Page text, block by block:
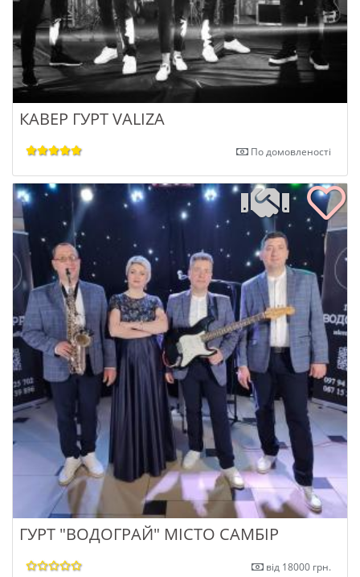
КАВЕР ГУРТ VALIZA
По домовленості
ГУРТ "ВОДОГРАЙ" МІСТО САМБІР
від 18000 грн.